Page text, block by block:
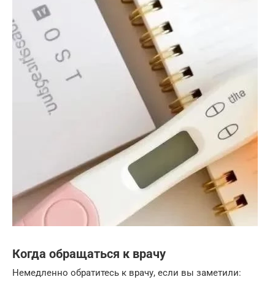
Когда обращаться к врачу
Немедленно обратитесь к врачу, если вы заметили: